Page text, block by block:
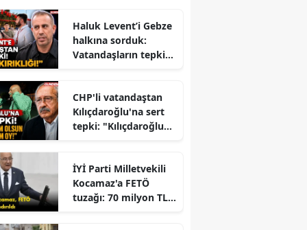
Haluk Levent’i Gebze
halkına sorduk:
Vatandaşların tepkisi
CHP'li vatandaştan
Kılıçdaroğlu'na sert
tepki: "Kılıçdaroğlu
Büyüyor
İYİ Parti Milletvekili
Kocamaz'a FETÖ
tuzağı: 70 milyon TL